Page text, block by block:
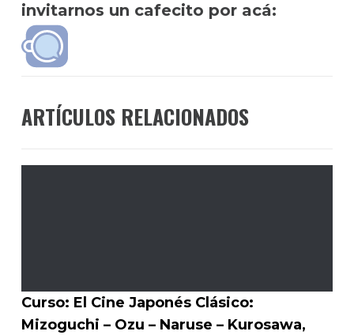
invitarnos un cafecito por acá:
ARTÍCULOS RELACIONADOS
Curso: El Cine Japonés Clásico:
Mizoguchi – Ozu – Naruse – Kurosawa,